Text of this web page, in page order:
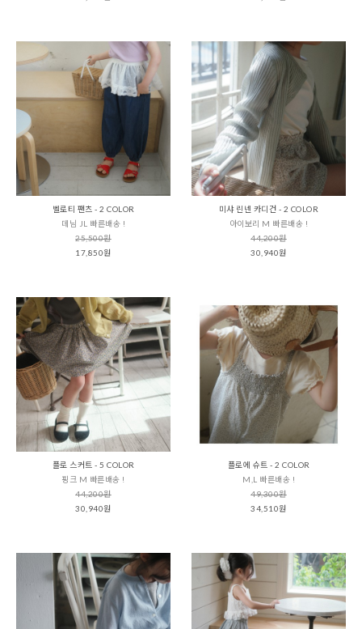
벨로티 팬츠 - 2 COLOR
데님 JL 빠른배송 !
25,500원
17,850원
미샤 린넨 카디건 - 2 COLOR
아이보리 M 빠른배송 !
44,200원
30,940원
플로 스커트 - 5 COLOR
핑크 M 빠른배송 !
44,200원
30,940원
플로에 슈트 - 2 COLOR
M,L 빠른배송 !
49,300원
34,510원